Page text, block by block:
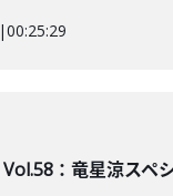
|00:25:29
Vol.58：竜星涼スペ